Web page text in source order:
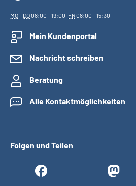
MO- DO08:00 - 19:00, FR08:00 - 15:30
Mein Kundenportal
Nachricht schreiben
Beratung
Alle Kontaktmöglichkeiten
Folgen und Teilen